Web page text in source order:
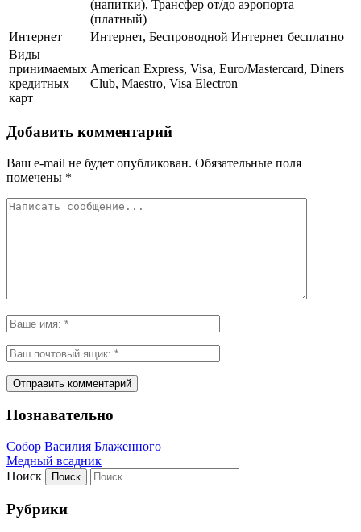
(напитки), Трансфер от/до аэропорта
(платный)
Интернет
Интернет, Беспроводной Интернет бесплатно
Виды
принимаемых
кредитных
карт
American Express, Visa, Euro/Mastercard, Diners
Club, Maestro, Visa Electron
Добавить комментарий
Ваш e-mail не будет опубликован. Обязательные поля
помечены *
Познавательно
Собор Василия Блаженного
Медный всадник
Поиск
Рубрики